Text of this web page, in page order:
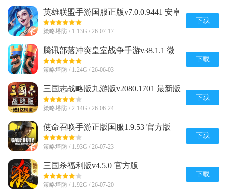
英雄联盟手游国服正版v7.0.0.9441 安卓
最新版
策略塔防 / 1.13G / 26-07-17
下载
腾讯部落冲突皇室战争手游v38.1.1 微
信qq一键登录版
策略塔防 / 1.24G / 26-06-03
下载
三国志战略版九游版v2080.1701 最新版
策略塔防 / 2.14G / 26-06-24
下载
使命召唤手游正版国服1.9.53 官方版
策略塔防 / 1.93G / 26-07-23
下载
三国杀福利版v4.5.0 官方版
策略塔防 / 1.92G / 26-07-20
下载